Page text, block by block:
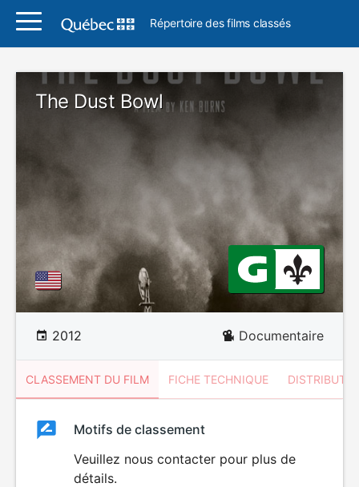
Répertoire des films classés
The Dust Bowl
2012 Documentaire
CLASSEMENT DU FILM FICHE TECHNIQUE
ClassementClassement
Motifs de classement
Veuillez nous contacter pour plus de
détails.